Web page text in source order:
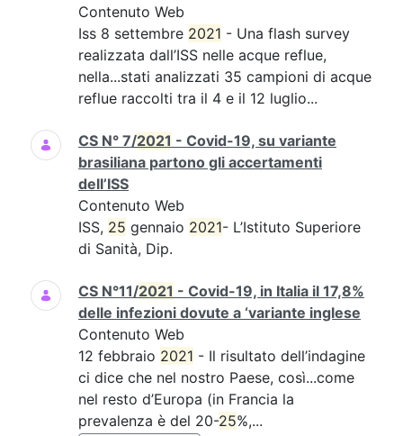
Contenuto Web
Iss 8 settembre 2021 - Una flash survey
realizzata dall’ISS nelle acque reflue,
nella...stati analizzati 35 campioni di acque
reflue raccolti tra il 4 e il 12 luglio...
CS N° 7/2021 - Covid-19, su variante
brasiliana partono gli accertamenti
dell’ISS
Contenuto Web
ISS, 25 gennaio 2021- L’Istituto Superiore
di Sanità, Dip.
CS N°11/2021 - Covid-19, in Italia il 17,8%
delle infezioni dovute a ‘variante inglese
Contenuto Web
12 febbraio 2021 - Il risultato dell’indagine
ci dice che nel nostro Paese, così...come
nel resto d’Europa (in Francia la
prevalenza è del 20-25%,...